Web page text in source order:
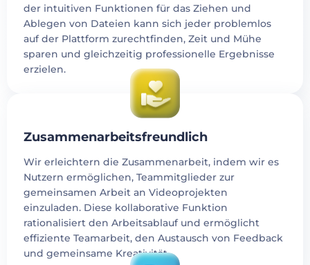
der intuitiven Funktionen für das Ziehen und
Ablegen von Dateien kann sich jeder problemlos
auf der Plattform zurechtfinden, Zeit und Mühe
sparen und gleichzeitig professionelle Ergebnisse
erzielen.
Zusammenarbeitsfreundlich
Wir erleichtern die Zusammenarbeit, indem wir es
Nutzern ermöglichen, Teammitglieder zur
gemeinsamen Arbeit an Videoprojekten
einzuladen. Diese kollaborative Funktion
rationalisiert den Arbeitsablauf und ermöglicht
effiziente Teamarbeit, den Austausch von Feedback
und gemeinsame Kreativität.